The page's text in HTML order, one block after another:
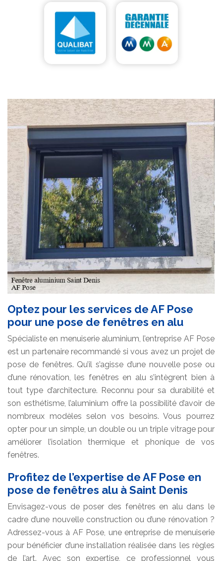
Optez pour les services de AF Pose
pour une pose de fenêtres en alu
Spécialiste en menuiserie aluminium, l’entreprise AF Pose
est un partenaire recommandé si vous avez un projet de
pose de fenêtres. Qu’il s’agisse d’une nouvelle pose ou
d’une rénovation, les fenêtres en alu s’intègrent bien à
tout type d’architecture. Reconnu pour sa durabilité et
son esthétisme, l’aluminium offre la possibilité d’avoir de
nombreux modèles selon vos besoins. Vous pourrez
opter pour un simple, un double ou un triple vitrage pour
améliorer l’isolation thermique et phonique de vos
fenêtres.
Profitez de l’expertise de AF Pose en
pose de fenêtres alu à Saint Denis
Envisagez-vous de poser des fenêtres en alu dans le
cadre d’une nouvelle construction ou d’une rénovation ?
Adressez-vous à AF Pose, une entreprise de menuiserie
pour bénéficier d’une installation réalisée dans les règles
de l’art. Avec son expertise, ce professionnel vous